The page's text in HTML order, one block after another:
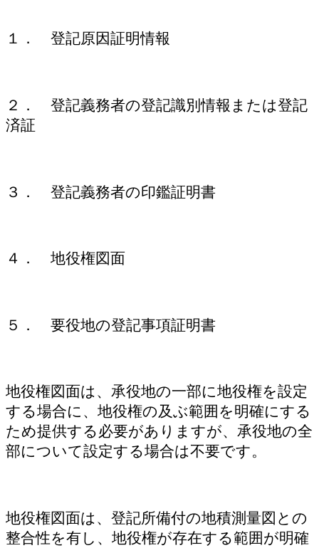
１． 登記原因証明情報
２． 登記義務者の登記識別情報または登記
済証
３． 登記義務者の印鑑証明書
４． 地役権図面
５． 要役地の登記事項証明書
地役権図面は、承役地の一部に地役権を設定
する場合に、地役権の及ぶ範囲を明確にする
ため提供する必要がありますが、承役地の全
部について設定する場合は不要です。
地役権図面は、登記所備付の地積測量図との
整合性を有し、地役権が存在する範囲が明確